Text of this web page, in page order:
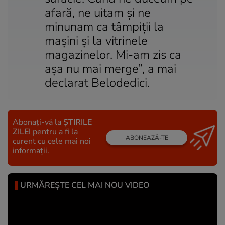
afară, ne uitam şi ne
minunam ca tâmpiţii la
maşini şi la vitrinele
magazinelor. Mi-am zis ca
aşa nu mai merge”, a mai
declarat Belodedici.
Abonați-vă la ȘTIRILE
ZILEI pentru a fi la
curent cu cele mai noi
informații.
ABONEAZĂ-TE
URMĂREȘTE CEL MAI NOU VIDEO